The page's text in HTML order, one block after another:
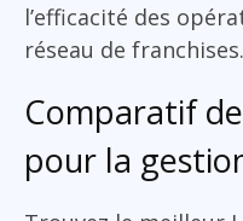
l’efficacité des
réseau de franchises.
Comparatif
pour la